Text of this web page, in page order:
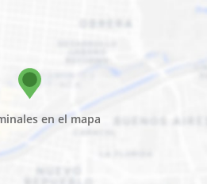
en el mapa